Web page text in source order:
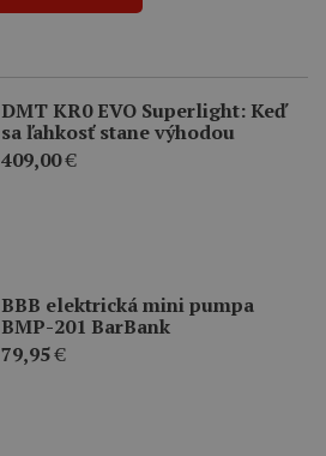
DMT KR0 EVO Superlight: Keď
sa ľahkosť stane výhodou
409,00€
BBB elektrická mini pumpa
BMP-201 BarBank
79,95€